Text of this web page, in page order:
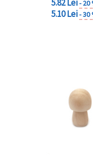
5.82 Lei- 20
5.10 Lei- 30